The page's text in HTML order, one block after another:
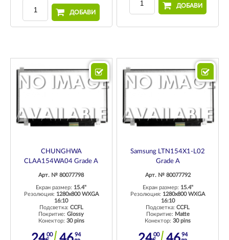
ДОБАВИ
ДОБАВИ
CHUNGHWA
CLAA154WA04 Grade A
Арт. № 80077798
Екран размер: 15.4"
Резолюция: 1280x800 WXGA
16:10
Подсветка: CCFL
Покритие:Glossy
Конектор: 30 pins
00 94
Samsung LTN154X1-L02
Grade A
Арт. № 80077792
Екран размер: 15.4"
Резолюция: 1280x800 WXGA
16:10
Подсветка:CCFL
Покритие: Matte
Конектор:30 pins
00 94